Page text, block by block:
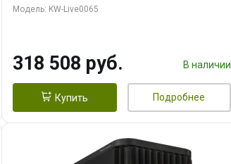
7, C16 8EC/8PC/ 64 ГБ ОЗУ (2
2/ 1 ТБ SSD)
Модель: KW-Live0065
318 508 руб. В наличии
Купить Подробнее